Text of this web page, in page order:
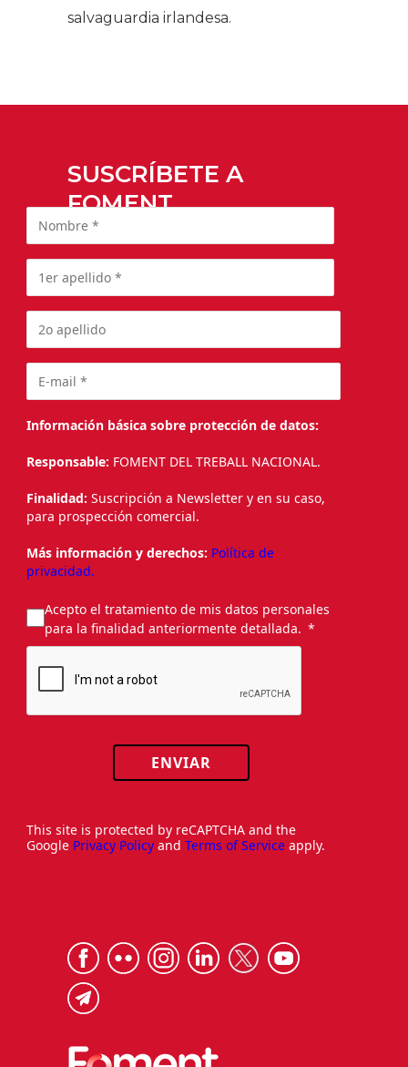
salvaguardia irlandesa.
SUSCRÍBETE A
FOMENT
Información básica sobre protección de datos:
Responsable: FOMENT DEL TREBALL NACIONAL.
Finalidad: Suscripción a Newsletter y en su caso,
para prospección comercial.
Más información y derechos: Política de
privacidad.
Acepto el tratamiento de mis datos personales
para la finalidad anteriormente detallada.
ENVIAR
This site is protected by reCAPTCHA and the
Google Privacy Policy and Terms of Service apply.